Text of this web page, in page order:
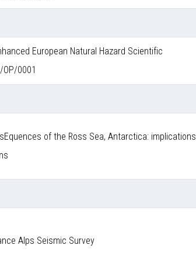
European Natural Hazard Scientific
0001
of the Ross Sea, Antarctica: implications
Alps Seismic Survey